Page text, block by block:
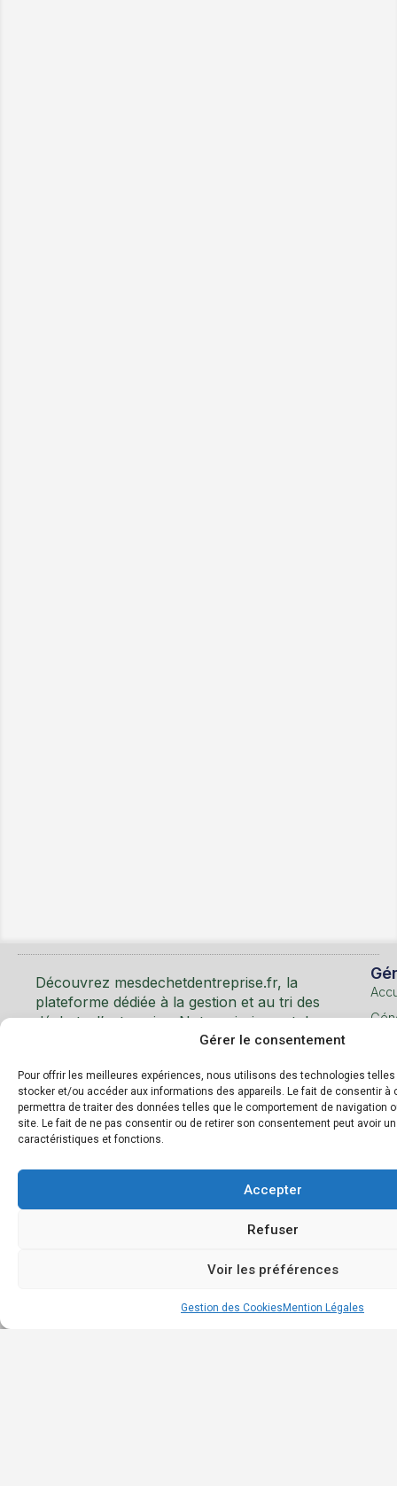
Gérer le consentement
Pour offrir les meilleures expériences, nous utilisons des technologies
stocker et/ou accéder aux informations des appareils. Le fait de consentir à
permettra de traiter des données telles que le comportement de navigation
site. Le fait de ne pas consentir ou de retirer son consentement peut avoir
caractéristiques et fonctions.
Accepter
Refuser
Voir les préférences
Gestion des Cookies Mention Légales
Découvrez mesdechetdentreprise.fr, la
plateforme dédiée à la gestion et au tri des
déchets d’entreprise. Notre mission est de
faciliter le recyclage et d’encourager les
et
à